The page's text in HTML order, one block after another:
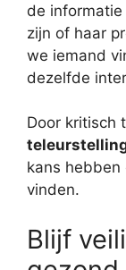
de informatie
zijn of haar
we iemand
dezelfde
Door kritisch
kans hebben
vinden.
Blijf